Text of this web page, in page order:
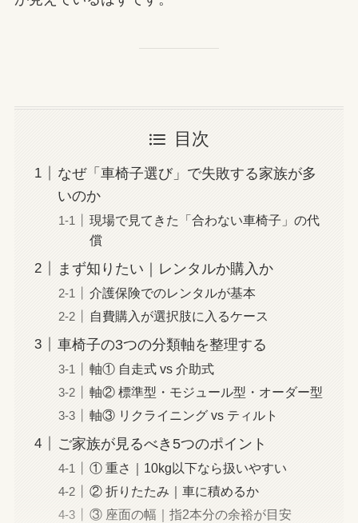
目次
なぜ「車椅子選び」で失敗する家族が多
いのか
現場で見てきた「合わない車椅子」の代
償
まず知りたい｜レンタルか購入か
介護保険でのレンタルが基本
自費購入が選択肢に入るケース
車椅子の3つの分類軸を整理する
軸① 自走式 vs 介助式
軸② 標準型・モジュール型・オーダー型
軸③ リクライニング vs ティルト
ご家族が見るべき5つのポイント
① 重さ｜10kg以下なら扱いやすい
② 折りたたみ｜車に積めるか
③ 座面の幅｜指2本分の余裕が目安